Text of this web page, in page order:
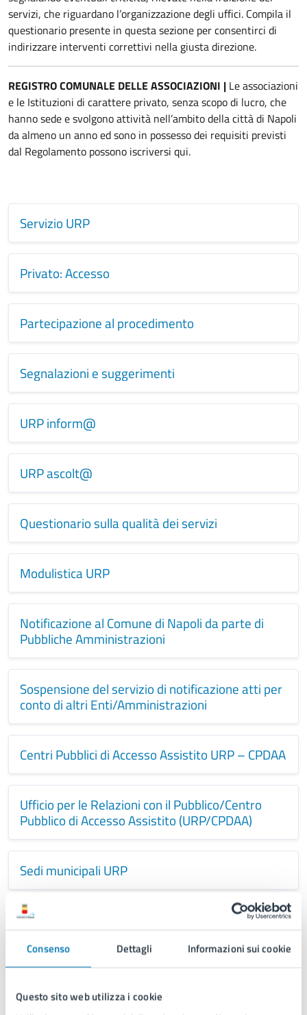
Consenso Dettagli Informazioni sui cookie
Questo sito web utilizza i cookie
servizi, che riguardano l’organizzazione degli uffici. Compila il
questionario presente in questa sezione per consentirci di
indirizzare interventi correttivi nella giusta direzione.
REGISTRO COMUNALE DELLE ASSOCIAZIONI | Le associazioni
e le Istituzioni di carattere privato, senza scopo di lucro, che
hanno sede e svolgono attività nell’ambito della città di Napoli
da almeno un anno ed sono in possesso dei requisiti previsti
dal Regolamento possono iscriversi qui.
Servizio URP
Privato: Accesso
Partecipazione al procedimento
Segnalazioni e suggerimenti
URP inform@
URP ascolt@
Questionario sulla qualità dei servizi
Modulistica URP
Notificazione al Comune di Napoli da parte di
Pubbliche Amministrazioni
Sospensione del servizio di notificazione atti per
conto di altri Enti/Amministrazioni
Centri Pubblici di Accesso Assistito URP – CPDAA
Ufficio per le Relazioni con il Pubblico/Centro
Pubblico di Accesso Assistito (URP/CPDAA)
Sedi municipali URP
Bollettino ufficiale del Comune di Napoli